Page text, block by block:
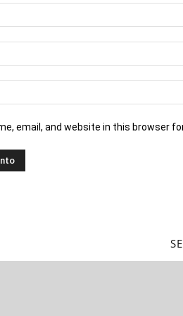
email, and website in this browser